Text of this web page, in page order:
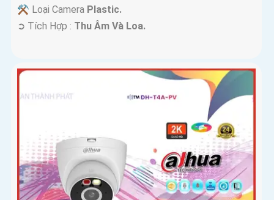
⚒ Loại Camera Plastic.
️➲ Tích Hợp : Thu Âm Và Loa.